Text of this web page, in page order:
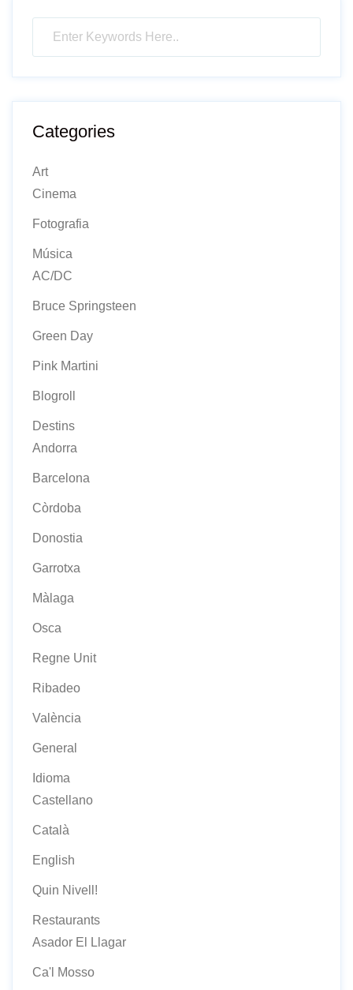
Categories
Art
Cinema
Fotografia
Música
AC/DC
Bruce Springsteen
Green Day
Pink Martini
Blogroll
Destins
Andorra
Barcelona
Còrdoba
Donostia
Garrotxa
Màlaga
Osca
Regne Unit
Ribadeo
València
General
Idioma
Castellano
Català
English
Quin Nivell!
Restaurants
Asador El Llagar
Ca'l Mosso